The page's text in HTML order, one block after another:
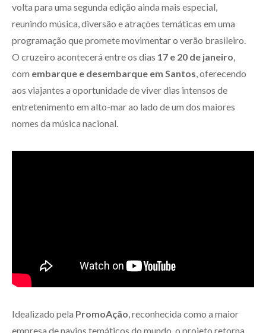
volta para uma segunda edição ainda mais especial,
reunindo música, diversão e atrações temáticas em uma
programação que promete movimentar o verão brasileiro.
O cruzeiro acontecerá entre os dias 17 e 20 de janeiro
com embarque e desembarque em Santos , oferecendo
aos viajantes a oportunidade de viver dias intensos de
entretenimento em alto-mar ao lado de um dos maiores
nomes da música nacional.
Idealizado pela PromoAção, reconhecida como a maior
empresa de navios temáticos do mundo, o projeto retorna